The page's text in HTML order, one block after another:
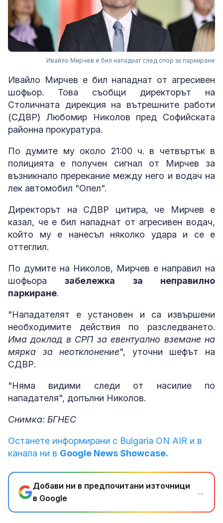
Ивайло Мирчев е бил нападнат след спор за паркиране
Ивайло Мирчев е бил нападнат от агресивен
шофьор. Това съобщи директорът на
Столичната дирекция на вътрешните работи
(СДВР) Любомир Николов пред Софийската
районна прокуратура.
По думите му около 21:00 ч. в четвъртък в
полицията е получен сигнал от Мирчев за
възникнало пререкание между него и водач на
лек автомобил "Опел".
Директорът на СДВР цитира, че Мирчев е
казал, че е бил нападнат от агресивен водач,
който му е нанесъл няколко удара и се е
оттеглил.
По думите на Николов, Мирчев е направил на
шофьоразабележка за неправилно
паркиране.
"Нападателят е установен и са извършени
необходимите действия по разследването.
Има доклад в СРП за евентуално вземане на
мярка за неотклонение", уточни шефът на
СДВР.
"Няма видими следи от насилие по
нападателя", допълни Николов.
Снимка: БГНЕС
Останете информирани с Bulgaria ON AIR и в
канала ни в Google News Showcase.
Добави ни в предпочитани източници
в Google
→